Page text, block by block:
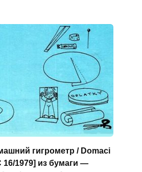
гигрометр / Domaci
16/1979] из бумаги —